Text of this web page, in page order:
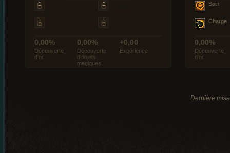
0,00%
Découverte
d’or
0,00%
Découverte
d’objets
magiques
+0,00
Expérience
Soin
Charge
0,00%
Découverte
d’or
Dernière